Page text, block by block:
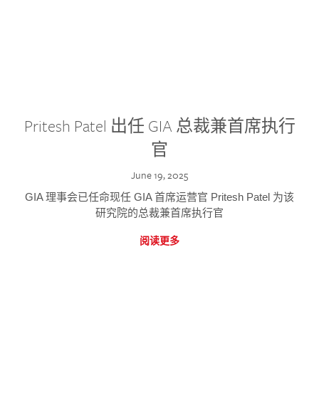
Pritesh Patel 出任 GIA 总裁兼首席执行
官
June 19, 2025
GIA 理事会已任命现任 GIA 首席运营官 Pritesh Patel 为该
研究院的总裁兼首席执行官
阅读更多